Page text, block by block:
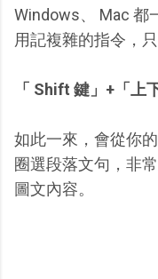
Windows、 Mac 都
用記複雜的指令，只
「 Shift 鍵」+「上
如此一來，會從你
圈選段落文句，非
圖文內容。